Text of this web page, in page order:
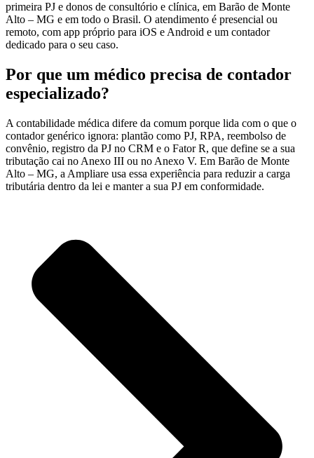
primeira PJ e donos de consultório e clínica, em Barão de Monte
Alto – MG e em todo o Brasil. O atendimento é presencial ou
remoto, com app próprio para iOS e Android e um contador
dedicado para o seu caso.
Por que um médico precisa de contador
especializado?
A contabilidade médica difere da comum porque lida com o que o
contador genérico ignora: plantão como PJ, RPA, reembolso de
convênio, registro da PJ no CRM e o Fator R, que define se a sua
tributação cai no Anexo III ou no Anexo V. Em Barão de Monte
Alto – MG, a Ampliare usa essa experiência para reduzir a carga
tributária dentro da lei e manter a sua PJ em conformidade.